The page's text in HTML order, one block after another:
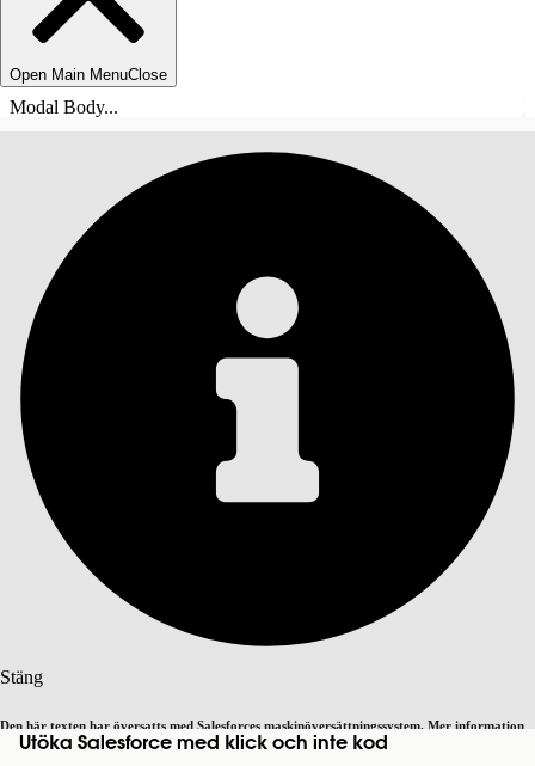
Open Main MenuClose
Modal Body...
Stäng
Den här texten har översatts med Salesforces maskinöversättningssystem. Mer information
. Byt till engelska Inte nu
Utöka Salesforce med klick och inte kod
Innehållsförteckningar
INNEHÅLLSFÖRTECKNINGAR